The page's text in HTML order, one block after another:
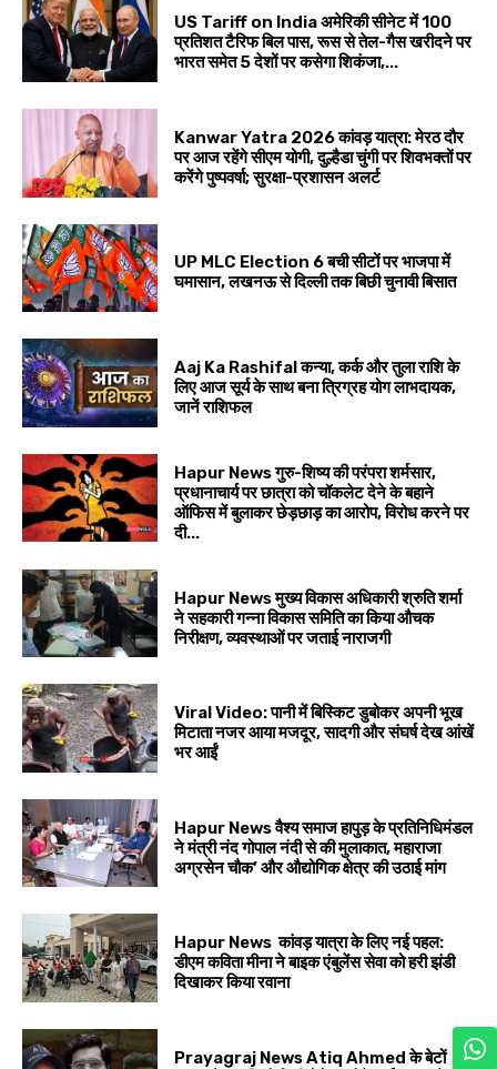
US Tariff on India अमेरिकी सीनेट में 100
प्रतिशत टैरिफ बिल पास, रूस से तेल-गैस खरीदने पर
भारत समेत 5 देशों पर कसेगा शिकंजा,...
Kanwar Yatra 2026 कांवड़ यात्रा: मेरठ दौर
पर आज रहेंगे सीएम योगी, दुल्हैडा चुंगी पर शिवभक्तों पर
करेंगे पुष्पवर्षा; सुरक्षा-प्रशासन अलर्ट
UP MLC Election 6 बची सीटों पर भाजपा में
घमासान, लखनऊ से दिल्ली तक बिछी चुनावी बिसात
Aaj Ka Rashifal कन्या, कर्क और तुला राशि के
लिए आज सूर्य के साथ बना त्रिग्रह योग लाभदायक,
जानें राशिफल
Hapur News गुरु-शिष्य की परंपरा शर्मसार,
प्रधानाचार्य पर छात्रा को चॉकलेट देने के बहाने
ऑफिस में बुलाकर छेड़छाड़ का आरोप, विरोध करने पर
दी...
Hapur News मुख्य विकास अधिकारी श्रुति शर्मा
ने सहकारी गन्ना विकास समिति का किया औचक
निरीक्षण, व्यवस्थाओं पर जताई नाराजगी
Viral Video: पानी में बिस्किट डुबोकर अपनी भूख
मिटाता नजर आया मजदूर, सादगी और संघर्ष देख आंखें
भर आईं
Hapur News वैश्य समाज हापुड़ के प्रतिनिधिमंडल
ने मंत्री नंद गोपाल नंदी से की मुलाकात, महाराजा
अग्रसेन चौक’ और औद्योगिक क्षेत्र की उठाई मांग
Hapur News कांवड़ यात्रा के लिए नई पहल:
डीएम कविता मीना ने बाइक एंबुलेंस सेवा को हरी झंडी
दिखाकर किया रवाना
Prayagraj News Atiq Ahmed के बेटों